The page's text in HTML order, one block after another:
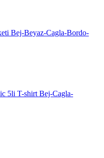
Bej-Beyaz-Cagla-Bordo-
5li T-shirt Bej-Cagla-